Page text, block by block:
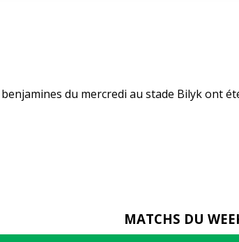
du mercredi au stade Bilyk ont
MATCHS DU